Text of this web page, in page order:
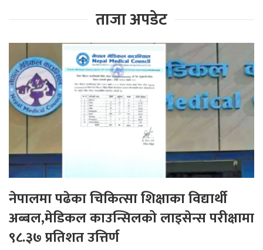
ताजा अपडेट
नेपालमा पढेका चिकित्सा शिक्षाका विद्यार्थी
अब्बल,मेडिकल काउन्सिलको लाइसेन्स परीक्षामा
९८.३७ प्रतिशत उत्तिर्ण